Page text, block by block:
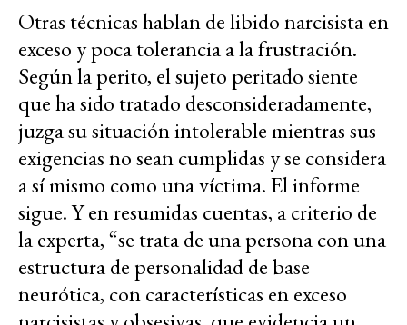
Otras técnicas hablan de libido narcisista en
exceso y poca tolerancia a la frustración.
Según la perito, el sujeto peritado siente
que ha sido tratado desconsideradamente,
juzga su situación intolerable mientras sus
exigencias no sean cumplidas y se considera
a sí mismo como una víctima. El informe
sigue. Y en resumidas cuentas, a criterio de
la experta, “se trata de una persona con una
estructura de personalidad de base
neurótica, con características en exceso